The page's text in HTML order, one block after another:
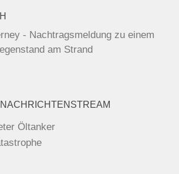
- Nachtragsmeldung zu einem
am Strand
Esens - Motorradfahrer bei Unfall
- Unerlaubtes Entfernen vom
Öltanker